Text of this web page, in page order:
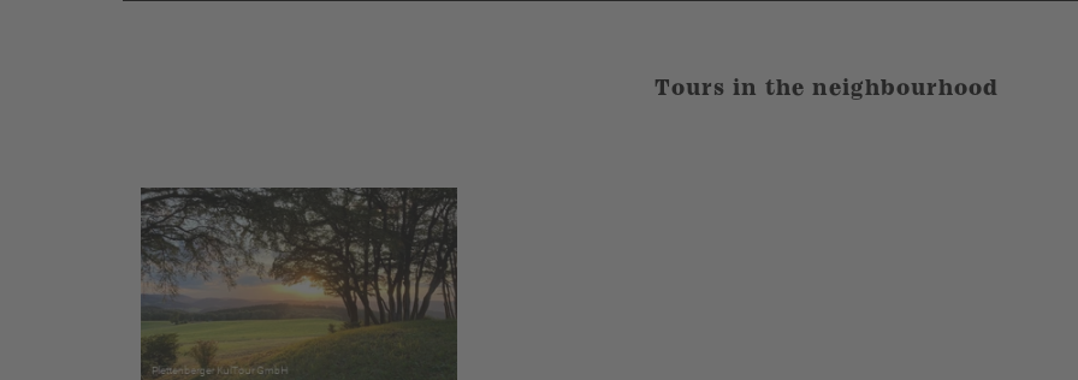
Tours in the neighbourhood